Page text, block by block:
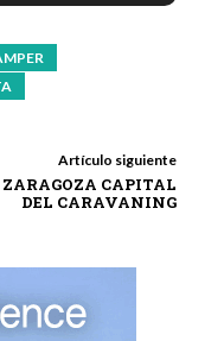
Artículo siguiente
ZARAGOZA CAPITAL
DEL CARAVANING